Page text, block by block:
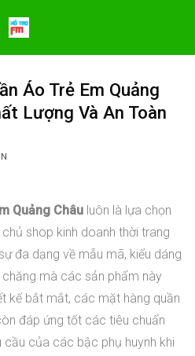
Áo Trẻ Em Quảng
Lượng Và An Toàn
Quảng Châu luôn là lựa chọn
shop kinh doanh thời trang
đa dạng về mẫu mã, kiểu dáng
mà các sản phẩm này
kế bắt mắt, các mặt hàng quần
đáp ứng tốt các tiêu chuẩn
cầu của các bậc phụ huynh khi